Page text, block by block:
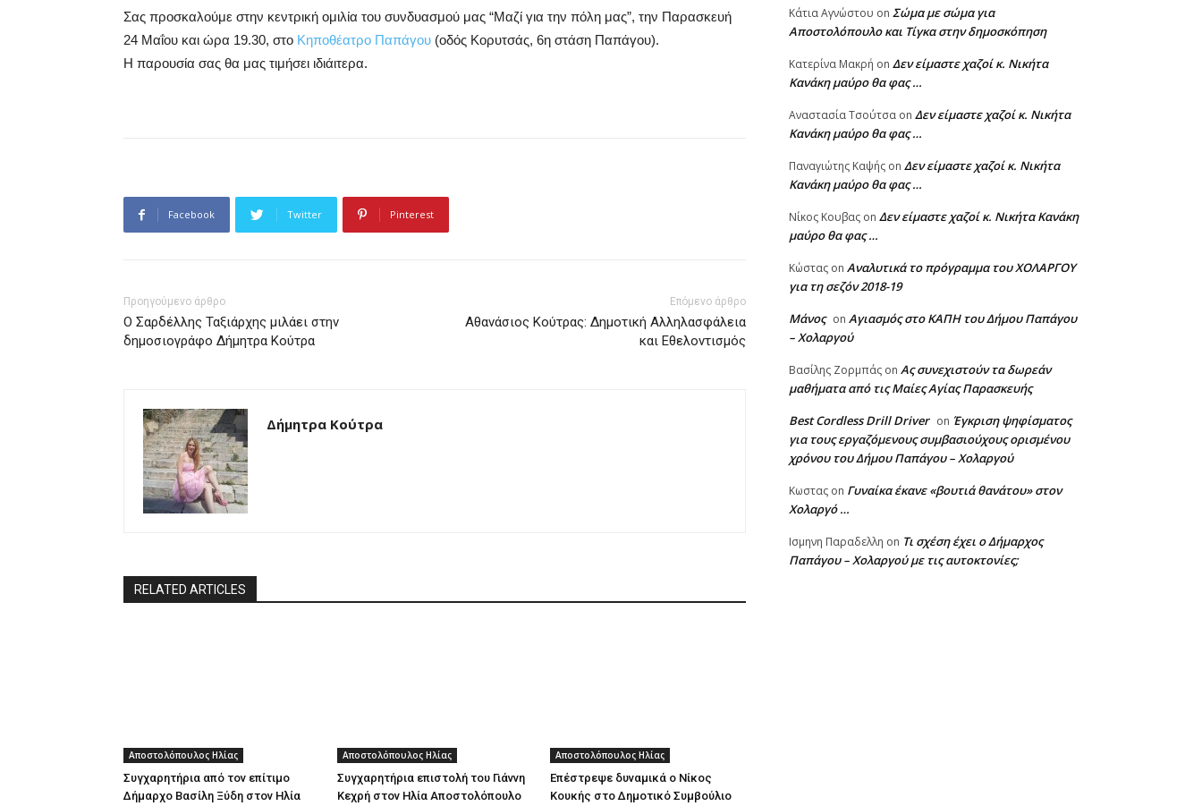
Σας προσκαλούμε στην κεντρική ομιλία του συνδυασμού μας “Μαζί για την πόλη μας”, την Παρασκευή
24 Μαΐου και ώρα 19.30, στο Κηποθέατρο Παπάγου (οδός Κορυτσάς, 6η στάση Παπάγου).
Η παρουσία σας θα μας τιμήσει ιδιάιτερα.
Facebook Twitter Pinterest
Προηγούμενο άρθρο
Ο Σαρδέλλης Ταξιάρχης μιλάει στην
δημοσιογράφο Δήμητρα Κούτρα
Επόμενο άρθρο
Αθανάσιος Κούτρας: Δημοτική Αλληλασφάλεια
και Εθελοντισμός
Δήμητρα Κούτρα
RELATED ARTICLES
Αποστολόπουλος Ηλίας
Συγχαρητήρια από τον επίτιμο
Δήμαρχο Βασίλη Ξύδη στον Ηλία
Αποστολόπουλος Ηλίας
Συγχαρητήρια επιστολή του Γιάννη
Κεχρή στον Ηλία Αποστολόπουλο
Αποστολόπουλος Ηλίας
Επέστρεψε δυναμικά ο Νίκος
Κουκής στο Δημοτικό Συμβούλιο
Κάτια Αγνώστου on Σώμα με σώμα για
Αποστολόπουλο και Τίγκα στην δημοσκόπηση
Κατερίνα Μακρή on Δεν είμαστε χαζοί κ. Νικήτα
Κανάκη μαύρο θα φας …
Αναστασία Τσούτσα on Δεν είμαστε χαζοί κ. Νικήτα
Κανάκη μαύρο θα φας …
Παναγιώτης Καψής on Δεν είμαστε χαζοί κ. Νικήτα
Κανάκη μαύρο θα φας …
Νίκος Κουβας on Δεν είμαστε χαζοί κ. Νικήτα Κανάκη
μαύρο θα φας …
Κώστας on Αναλυτικά το πρόγραμμα του ΧΟΛΑΡΓΟΥ
για τη σεζόν 2018-19
Mάνος on Αγιασμός στο ΚΑΠΗ του Δήμου Παπάγου
– Χολαργού
Βασίλης Ζορμπάς on Ας συνεχιστούν τα δωρεάν
μαθήματα από τις Μαίες Αγίας Παρασκευής
Best Cordless Drill Driver on Έγκριση ψηφίσματος
για τους εργαζόμενους συμβασιούχους ορισμένου
χρόνου του Δήμου Παπάγου – Χολαργού
Κωστας on Γυναίκα έκανε «βουτιά θανάτου» στον
Χολαργό …
Ισμηνη Παραδελλη on Τι σχέση έχει ο Δήμαρχος
Παπάγου – Χολαργού με τις αυτοκτονίες;